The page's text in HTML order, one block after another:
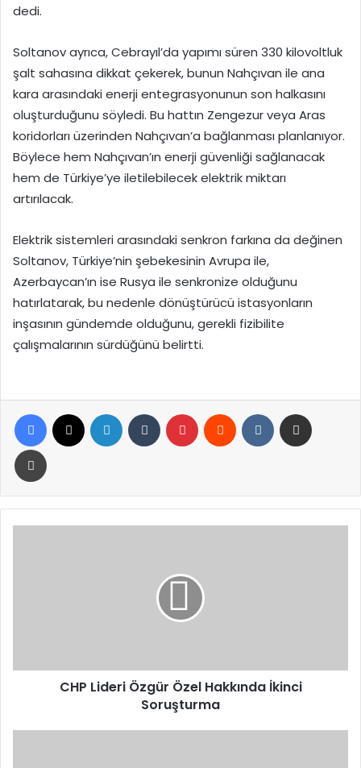
dedi.
Soltanov ayrıca, Cebrayıl’da yapımı süren 330 kilovoltluk
şalt sahasına dikkat çekerek, bunun Nahçıvan ile ana
kara arasındaki enerji entegrasyonunun son halkasını
oluşturduğunu söyledi. Bu hattın Zengezur veya Aras
koridorları üzerinden Nahçıvan’a bağlanması planlanıyor.
Böylece hem Nahçıvan’ın enerji güvenliği sağlanacak
hem de Türkiye’ye iletilebilecek elektrik miktarı
artırılacak.
Elektrik sistemleri arasındaki senkron farkına da değinen
Soltanov, Türkiye’nin şebekesinin Avrupa ile,
Azerbaycan’ın ise Rusya ile senkronize olduğunu
hatırlatarak, bu nedenle dönüştürücü istasyonların
inşasının gündemde olduğunu, gerekli fizibilite
çalışmalarının sürdüğünü belirtti.
Facebook LinkedIn Tumblr Pinterest Reddit VKontakte
Yazdır
CHP Lideri Özgür Özel Hakkında İkinci
Soruşturma